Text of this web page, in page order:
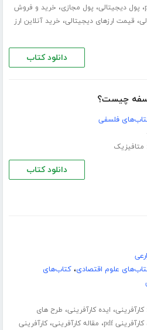
، پول دیجیتالی، پول مجازی، خرید و فروش
، قیمت ارزهای دیجیتالی، خرید آنلاین ارز
دانلود کتاب
چیست؟
فلسفی
متافیزیک
دانلود کتاب
علوم اقتصادی،کتاب‌های
کارآفرینی، ایده کارآفرینی، طرح های
کارآفرینی pdf ، مقاله کارآفرینی،کارآفرینی